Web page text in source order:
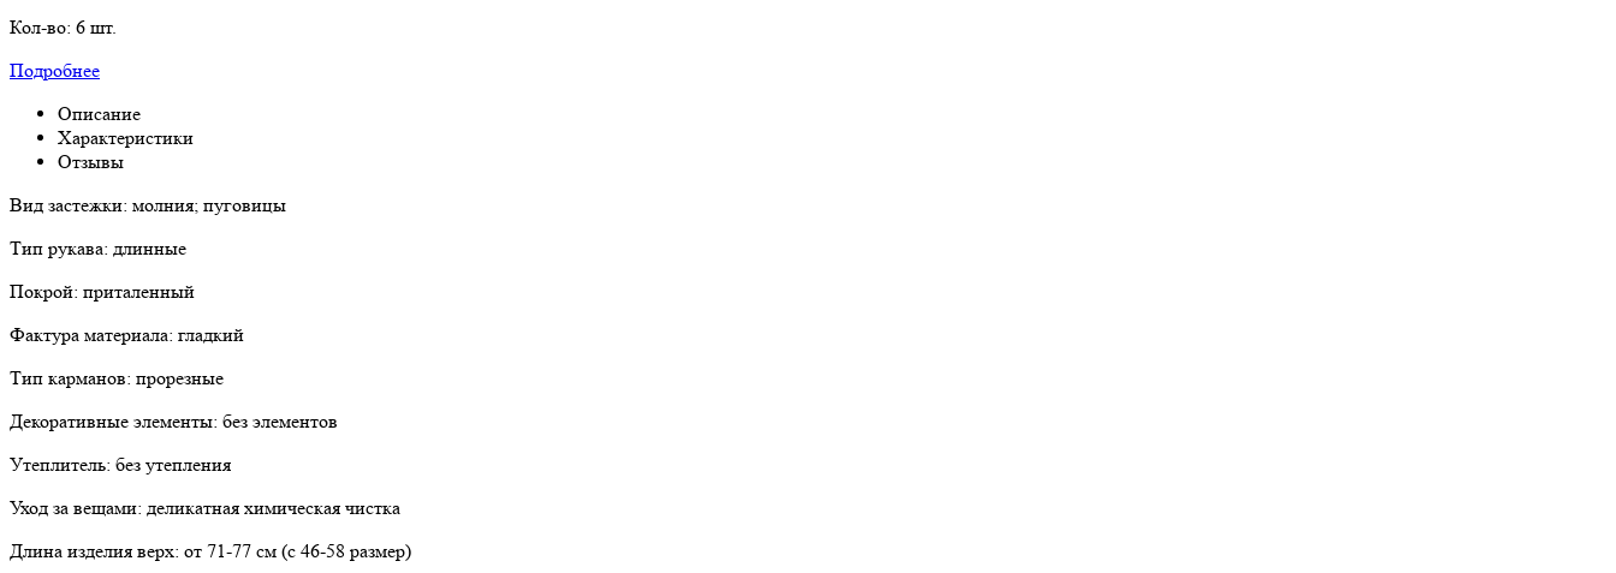
Кол-во: 6 шт.
Подробнее
Описание
Характеристики
Отзывы
Вид застежки: молния; пуговицы
Тип рукава: длинные
Покрой: приталенный
Фактура материала: гладкий
Тип карманов: прорезные
Декоративные элементы: без элементов
Утеплитель: без утепления
Уход за вещами: деликатная химическая чистка
Длина изделия верх: от 71-77 см (с 46-58 размер)